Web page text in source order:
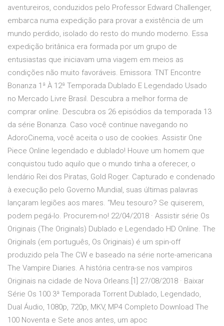
aventureiros, conduzidos pelo Professor Edward Challenger,
embarca numa expedição para provar a existência de um
mundo perdido, isolado do resto do mundo moderno. Essa
expedição britânica era formada por um grupo de
entusiastas que iniciavam uma viagem em meios as
condições não muito favoráveis. Emissora: TNT Encontre
Bonanza 1ª À 12ª Temporada Dublado E Legendado Usado
no Mercado Livre Brasil. Descubra a melhor forma de
comprar online. Descubra os 26 episódios da temporada 13
da série Bonanza. Caso você continue navegando no
AdoroCinema, você aceita o uso de cookies. Assistir One
Piece Online legendado e dublado! Houve um homem que
conquistou tudo aquilo que o mundo tinha a oferecer, o
lendário Rei dos Piratas, Gold Roger. Capturado e condenado
à execução pelo Governo Mundial, suas últimas palavras
lançaram legiões aos mares. “Meu tesouro? Se quiserem,
podem pegá-lo. Procurem-no! 22/04/2018 · Assistir série Os
Originais (The Originals) Dublado e Legendado HD Online. The
Originals (em português, Os Originais) é um spin-off
produzido pela The CW e baseado na série norte-americana
The Vampire Diaries. A história centra-se nos vampiros
Originais na cidade de Nova Orleans.[1] 27/08/2018 · Baixar
Série Os 100 3ª Temporada Torrent Dublado, Legendado,
Dual Áudio, 1080p, 720p, MKV, MP4 Completo Download The
100 Noventa e Sete anos antes, um apoc